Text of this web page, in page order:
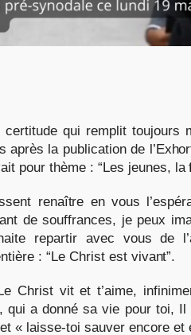
qui remplit toujours
après la publication de
pour thème : “Les jeunes,
renaître en vous
de souffrances, je peux
repartir avec vous de
: “Le Christ est vivant”.
Christ vit et t’aime,
a donné sa vie pour toi, Il
« laisse-toi sauver encore